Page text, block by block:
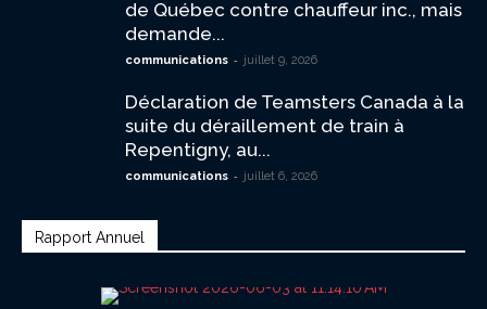
de Québec contre chauffeur inc., mais
demande...
communications - juillet 9, 2026
Déclaration de Teamsters Canada à la
suite du déraillement de train à
Repentigny, au...
communications - juillet 6, 2026
Rapport Annuel